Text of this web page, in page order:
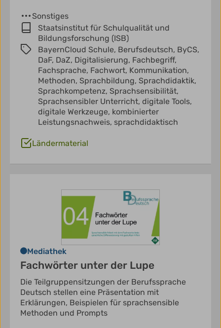
Sonstiges
Staatsinstitut für Schulqualität und
Bildungsforschung (ISB)
BayernCloud Schule, Berufsdeutsch, ByCS,
DaF, DaZ, Digitalisierung, Fachbegriff,
Fachsprache, Fachwort, Kommunikation,
Methoden, Sprachbildung, Sprachdidaktik,
Sprachkompetenz, Sprachsensibilität,
Sprachsensibler Unterricht, digitale Tools,
digitale Werkzeuge, kombinierter
Leistungsnachweis, sprachdidaktisch
Ländermaterial
Mediathek
Fachwörter unter der Lupe
Die Teilgruppensitzungen der Berufssprache
Deutsch stellen eine Präsentation mit
Erklärungen, Beispielen für sprachsensible
Methoden und Prompts